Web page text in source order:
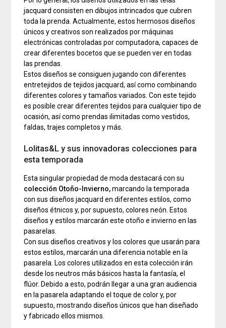
jacquard consisten en dibujos intrincados que cubren
toda la prenda. Actualmente, estos hermosos diseños
únicos y creativos son realizados por máquinas
electrónicas controladas por computadora, capaces de
crear diferentes bocetos que se pueden ver en todas
las prendas.
Estos diseños se consiguen jugando con diferentes
entretejidos de tejidos jacquard, así como combinando
diferentes colores y tamaños variados. Con este tejido
es posible crear diferentes tejidos para cualquier tipo de
ocasión, así como prendas ilimitadas como vestidos,
faldas, trajes completos y más.
Lolitas&L y sus innovadoras colecciones para
esta temporada
Esta singular propiedad de moda destacará con su
colección Otoño-Invierno,marcando la temporada
con sus diseños jacquard en diferentes estilos, como
diseños étnicos y, por supuesto, colores neón. Estos
diseños y estilos marcarán este otoño e invierno en las
pasarelas.
Con sus diseños creativos y los colores que usarán para
estos estilos, marcarán una diferencia notable en la
pasarela. Los colores utilizados en esta colección irán
desde los neutros más básicos hasta la fantasía, el
flúor. Debido a esto, podrán llegar a una gran audiencia
en la pasarela adaptando el toque de color y, por
supuesto, mostrando diseños únicos que han diseñado
y fabricado ellos mismos.